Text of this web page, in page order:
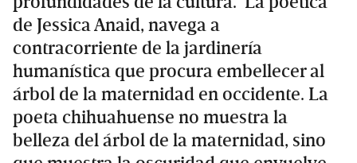
de Jessica Anaid, navega a
contracorriente de la jardinería
humanística que procura embellecer al
árbol de la maternidad en occidente. La
poeta chihuahuense no muestra la
belleza del árbol de la maternidad, sino